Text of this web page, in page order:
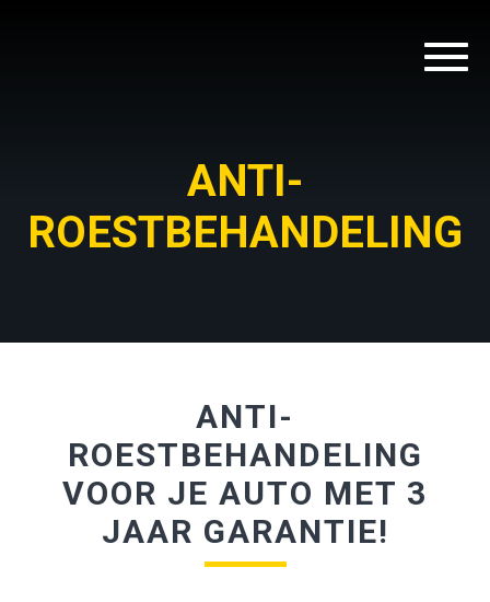
ANTI-
ROESTBEHANDELING
ANTI-
ROESTBEHANDELING
VOOR JE AUTO MET 3
JAAR GARANTIE!